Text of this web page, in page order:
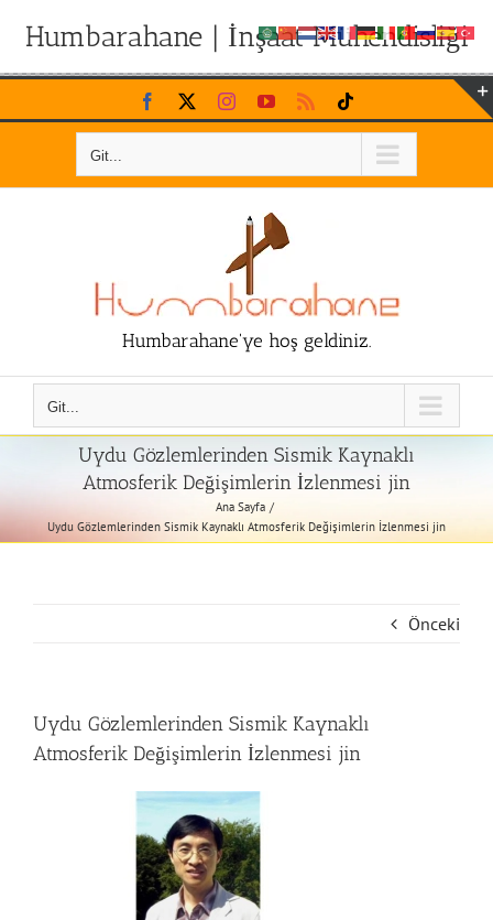
Humbarahane | İnşaat Mühendisliği
Skip
to
Facebook InstagramYouTubeRss
Git...
Humbarahane'ye hoş geldiniz.
Git...
Uydu Gözlemlerinden Sismik Kaynaklı
Atmosferik Değişimlerin İzlenmesi jin
Ana Sayfa
Uydu Gözlemlerinden Sismik Kaynaklı Atmosferik Değişimlerin İzlenmesi jin
Önceki
Uydu Gözlemlerinden Sismik Kaynaklı
Atmosferik Değişimlerin İzlenmesi jin